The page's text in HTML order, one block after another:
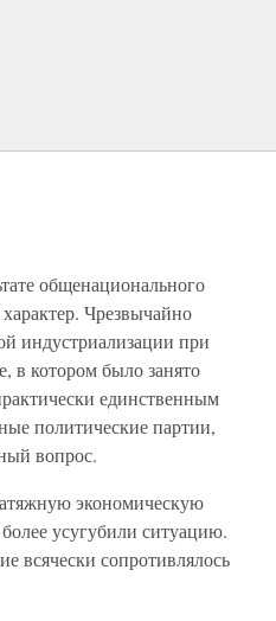
общенационального
Чрезвычайно
индустриализации при
в котором было занято
единственным
политические партии,
вопрос.
экономическую
усугубили ситуацию.
всячески сопротивлялось